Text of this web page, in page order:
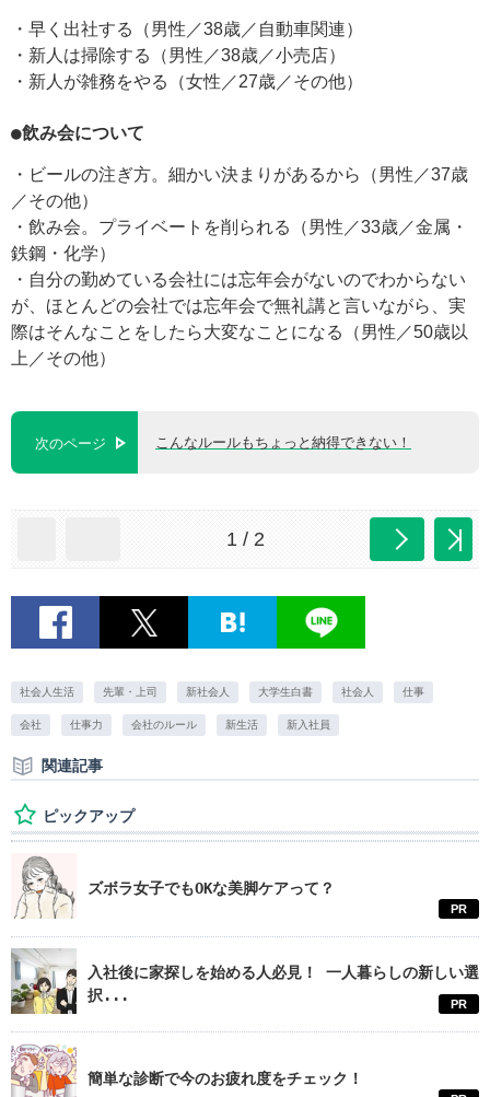
・早く出社する（男性／38歳／自動車関連）
・新人は掃除する（男性／38歳／小売店）
・新人が雑務をやる（女性／27歳／その他）
●飲み会について
・ビールの注ぎ方。細かい決まりがあるから（男性／37歳
／その他）
・飲み会。プライベートを削られる（男性／33歳／金属・
鉄鋼・化学）
・自分の勤めている会社には忘年会がないのでわからない
が、ほとんどの会社では忘年会で無礼講と言いながら、実
際はそんなことをしたら大変なことになる（男性／50歳以
上／その他）
次のページ こんなルールもちょっと納得できない！
1 / 2
社会人生活 先輩・上司 新社会人 大学生白書 社会人 仕事
会社 仕事力 会社のルール 新生活 新入社員
関連記事
ピックアップ
ズボラ女子でもOKな美脚ケアって？
PR
入社後に家探しを始める人必見！ 一人暮らしの新しい選
択...
PR
簡単な診断で今のお疲れ度をチェック！